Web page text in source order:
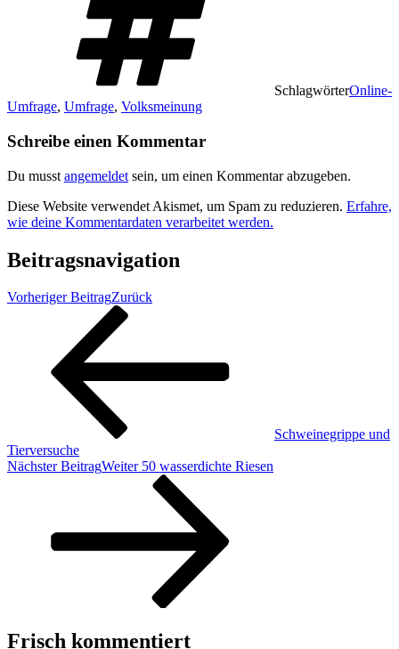
SchlagwörterOnline-
Umfrage, Umfrage, Volksmeinung
Schreibe einen Kommentar
Du musst angemeldet sein, um einen Kommentar abzugeben.
Diese Website verwendet Akismet, um Spam zu reduzieren. Erfahre,
wie deine Kommentardaten verarbeitet werden.
Beitragsnavigation
Vorheriger BeitragZurück
Schweinegrippe und
Tierversuche
Nächster BeitragWeiter 50 wasserdichte Riesen
Frisch kommentiert